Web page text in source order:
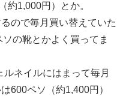
1,000円）とか。
ので毎月買い替えていた
の靴とかよく買ってま
ネイルにはまって毎月
600ペソ（約1,400円）